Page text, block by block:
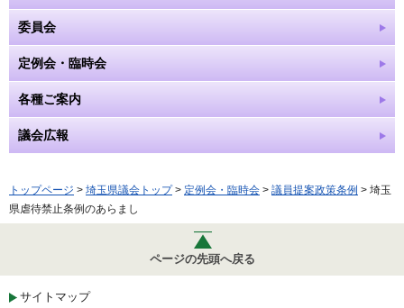
委員会
定例会・臨時会
各種ご案内
議会広報
トップページ > 埼玉県議会トップ> 定例会・臨時会 > 議員提案政策条例 > 埼玉
県虐待禁止条例のあらまし
ページの先頭へ戻る
サイトマップ